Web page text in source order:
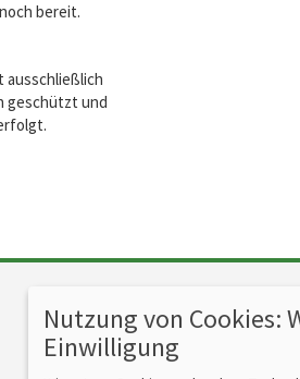
bereit.
ausschließlich
geschützt und
Kontakt
bits&paper GmbH
Nutzung von Cookies:
Einwilligung